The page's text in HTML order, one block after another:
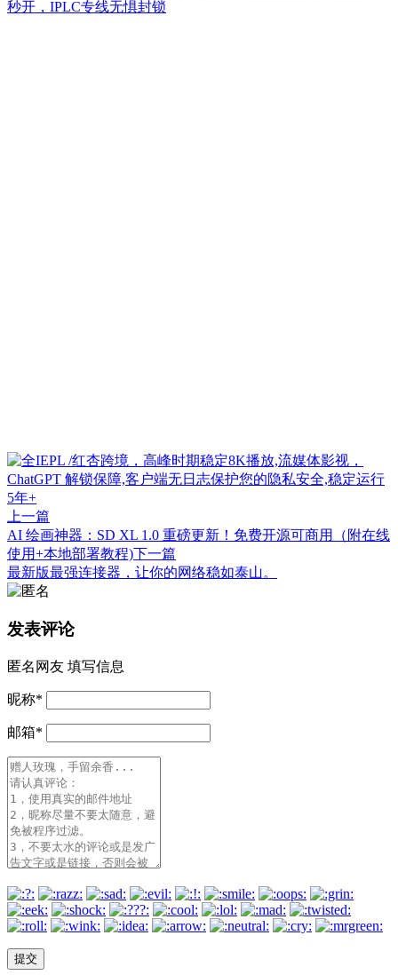
上一篇
AI 绘画神器：SD XL 1.0 重磅更新！免费开源可商用（附在线
使用+本地部署教程) 下一篇
最新版最强连接器，让你的网络稳如泰山。
发表评论
匿名网友 填写信息
昵称*
邮箱*